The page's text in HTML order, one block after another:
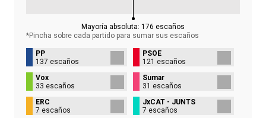
Mayoría absoluta: 176 escaños
*Pincha sobre cada partido para sumar sus escaños
PP
137 escaños
PSOE
121 escaños
Vox
33 escaños
Sumar
31 escaños
ERC
7 escaños
JxCAT - JUNTS
7 escaños